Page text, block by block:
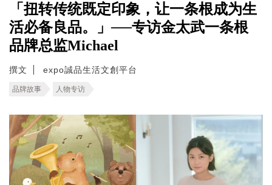
「扭转传统既定印象，让一条根成为生
活必备良品。」──专访金太武一条根
品牌总监Michael
撰文 expo誠品生活文創平台
品牌故事 人物专访